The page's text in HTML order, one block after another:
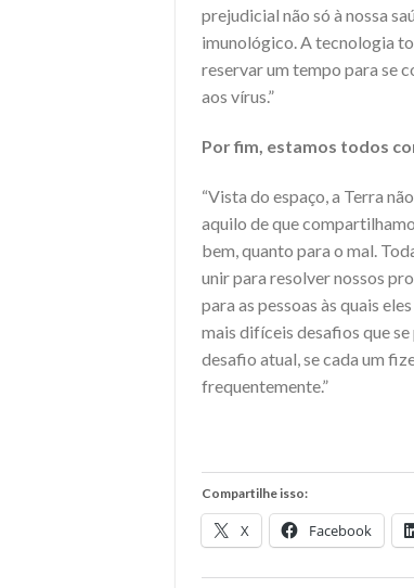
prejudicial não só à nossa
imunológico. A tecnologia
reservar um tempo para se
aos vírus.”
Por fim, estamos todos
“Vista do espaço, a Terra
aquilo de que
bem, quanto para o mal.
unir para resolver nossos
para as pessoas às quais
mais difíceis desafios que
desafio atual, se cada um
frequentemente.”
Compartilhe isso:
X Facebook